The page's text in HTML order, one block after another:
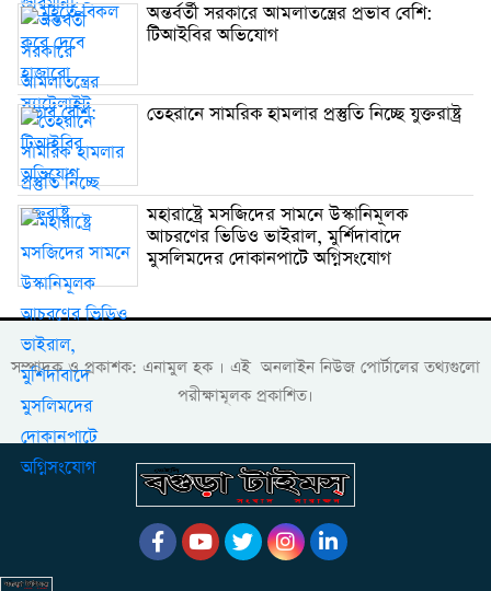
অন্তর্বর্তী সরকারে আমলাতন্ত্রের প্রভাব বেশি:
টিআইবির অভিযোগ
তেহরানে সামরিক হামলার প্রস্তুতি নিচ্ছে যুক্তরাষ্ট্র
মহারাষ্ট্রে মসজিদের সামনে উস্কানিমূলক
আচরণের ভিডিও ভাইরাল, মুর্শিদাবাদে
মুসলিমদের দোকানপাটে অগ্নিসংযোগ
সম্পাদক ও প্রকাশক: এনামুল হক । এই অনলাইন নিউজ পোর্টালের তথ্যগুলো
পরীক্ষামূলক প্রকাশিত।